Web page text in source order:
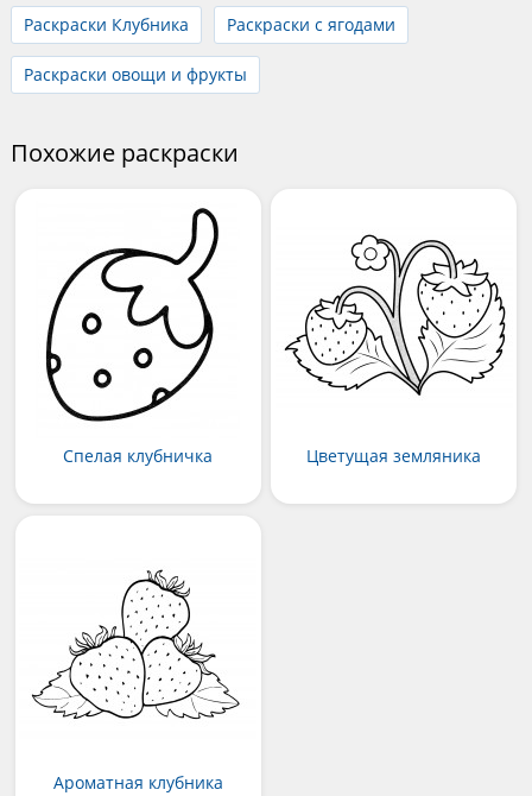
Раскраски Клубника
Раскраски с ягодами
Раскраски овощи и фрукты
Похожие раскраски
Спелая клубничка Цветущая земляника
Ароматная клубника